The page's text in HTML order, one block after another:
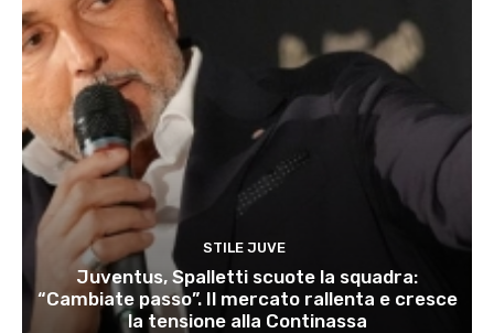
STILE JUVE
Juventus, Spalletti scuote la squadra:
“Cambiate passo”. Il mercato rallenta e cresce
la tensione alla Continassa